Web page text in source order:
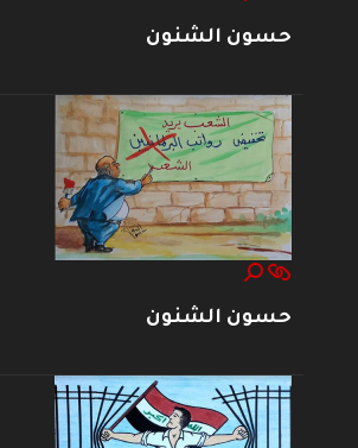
حسون الشنون
حسون الشنون